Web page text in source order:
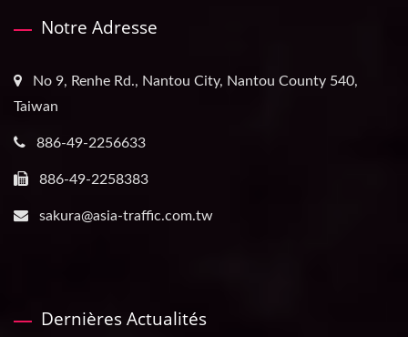
Notre Adresse
No 9, Renhe Rd., Nantou City, Nantou County 540,
Taiwan
886-49-2256633
886-49-2258383
sakura@asia-traffic.com.tw
Dernières Actualités